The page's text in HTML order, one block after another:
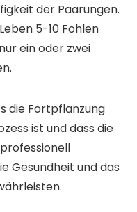
der Paarungen.
5-10 Fohlen
ein oder zwei
die Fortpflanzung
ist und dass die
Gesundheit und das